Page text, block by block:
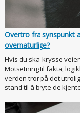
Overtro fra synspunkt
overnaturlige?
Hvis du skal krysse
Motsetning til fakta,
verden tror på det
stand til å bryte de